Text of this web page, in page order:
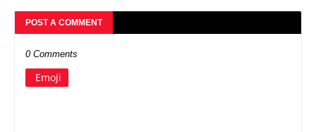
POST A COMMENT
0 Comments
Emoji